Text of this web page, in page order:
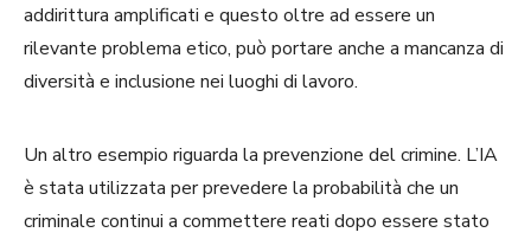
addirittura amplificati e questo oltre ad essere un
rilevante problema etico, può portare anche a mancanza di
diversità e inclusione nei luoghi di lavoro.
Un altro esempio riguarda la prevenzione del crimine. L’IA
è stata utilizzata per prevedere la probabilità che un
criminale continui a commettere reati dopo essere stato